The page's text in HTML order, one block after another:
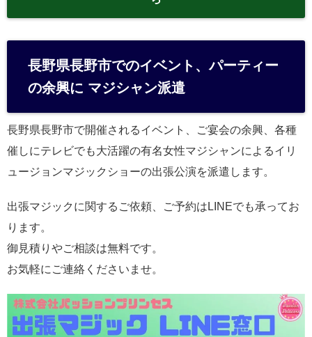
長野県長野市でのイベント、パーティー
の余興に マジシャン派遣
長野県長野市で開催されるイベント、ご宴会の余興、各種
催しにテレビでも大活躍の有名女性マジシャンによるイリ
ュージョンマジックショーの出張公演を派遣します。
出張マジックに関するご依頼、ご予約はLINEでも承ってお
ります。
御見積りやご相談は無料です。
お気軽にご連絡くださいませ。